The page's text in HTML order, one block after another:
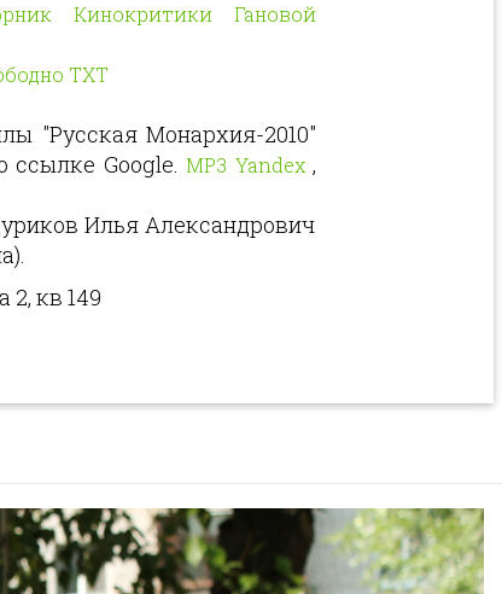
Кинокритики Гановой
TXT
"Русская Монархия-2010"
ссылке Google.MP3 Yandex,
Илья Александрович
2, кв 149